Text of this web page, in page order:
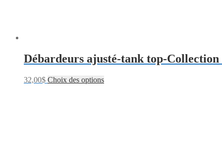
Débardeurs ajusté-tank top-Collection
32,00$ Choix des options